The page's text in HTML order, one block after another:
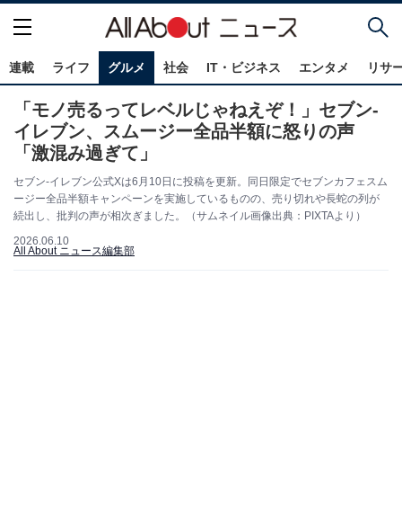
連載 ライフ グルメ 社会 IT・ビジネス エンタメ リサ
「モノ売るってレベルじゃねえぞ！」セブン-
イレブン、スムージー全品半額に怒りの声
「激混み過ぎて」
セブン-イレブン公式Xは6月10日に投稿を更新。同日限定でセブンカフェスム
ージー全品半額キャンペーンを実施しているものの、売り切れや長蛇の列が
続出し、批判の声が相次ぎました。（サムネイル画像出典：PIXTAより）
2026.06.10
All About ニュース編集部